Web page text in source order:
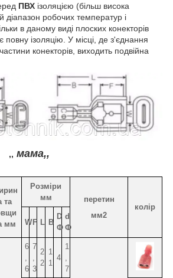
ПВХ ізоляцією (більш висока
діапазон робочих температур і
в даному виді плоских конекторів
повну ізоляцію. У місці, де з'єднання
конекторів, виходить подвійна
,, мама,,
та
мм
Розміри
мм
перетин
мм2
колір
W F L B
D
Ф
d
Ф
6
,
6
7
,
3
2
2
1
1
4
1
,
7